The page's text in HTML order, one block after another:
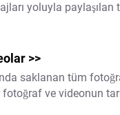
yoluyla
>>
saklanan tüm
ve videonun